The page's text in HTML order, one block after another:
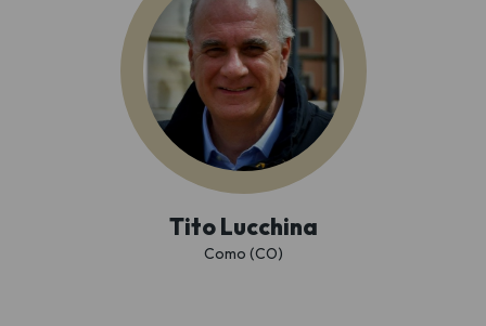
Tito Lucchina
Como (CO)